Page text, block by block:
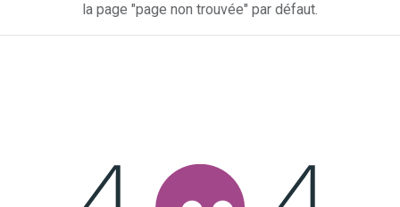
la page "page non trouvée" par défaut.